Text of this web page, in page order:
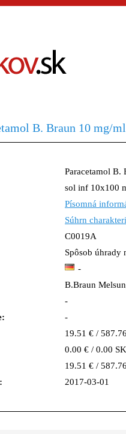
B. Braun 10 mg/
Paracetamol B.
sol inf 10x100
Písomná
Súhrn
C0019A
Spôsob úhrady
-
B.Braun
-
-
19.51 € /
0.00 € / 0.00 SK
19.51 € /
2017-03-01